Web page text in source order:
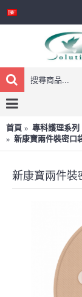
首頁 專科護理系列
新康寶兩件裝密口
新康寶兩件裝